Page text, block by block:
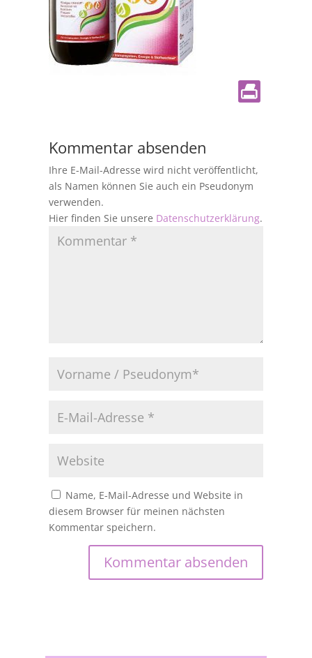
Kommentar absenden
Ihre E-Mail-Adresse wird nicht veröffentlicht,
als Namen können Sie auch ein Pseudonym
verwenden.
Hier finden Sie unsere Datenschutzerklärung.
Name, E-Mail-Adresse und Website in
diesem Browser für meinen nächsten
Kommentar speichern.